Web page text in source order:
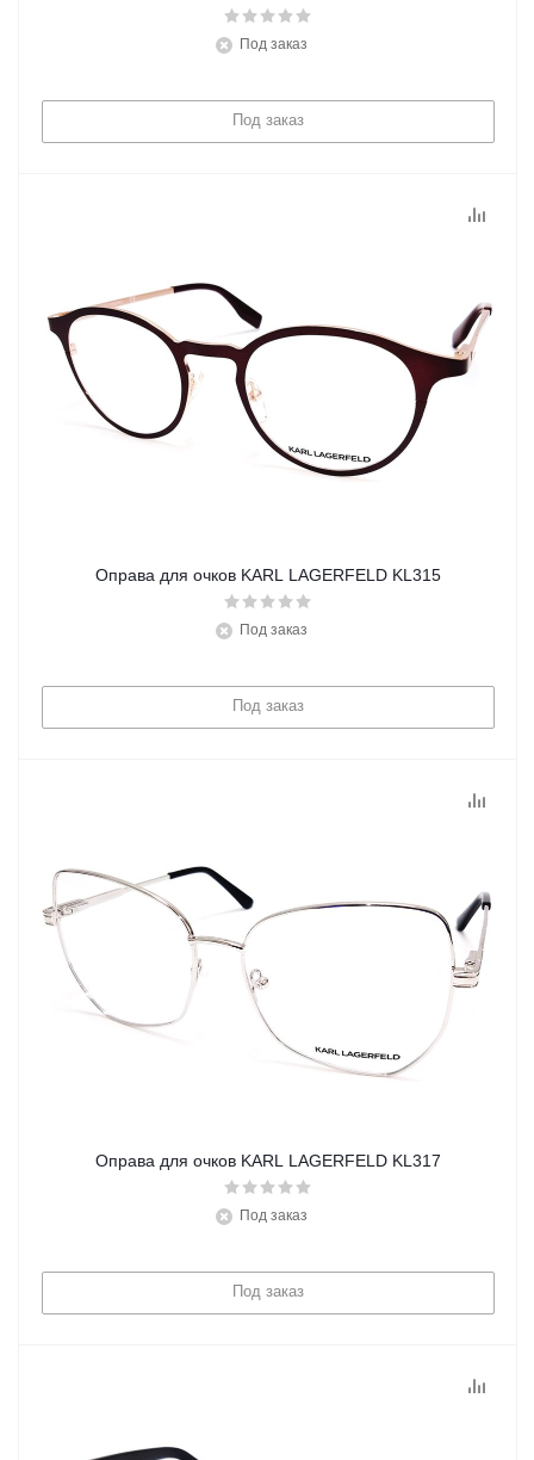
Под заказ
Под заказ
Оправа для очков KARL LAGERFELD KL315
Под заказ
Под заказ
Оправа для очков KARL LAGERFELD KL317
Под заказ
Под заказ